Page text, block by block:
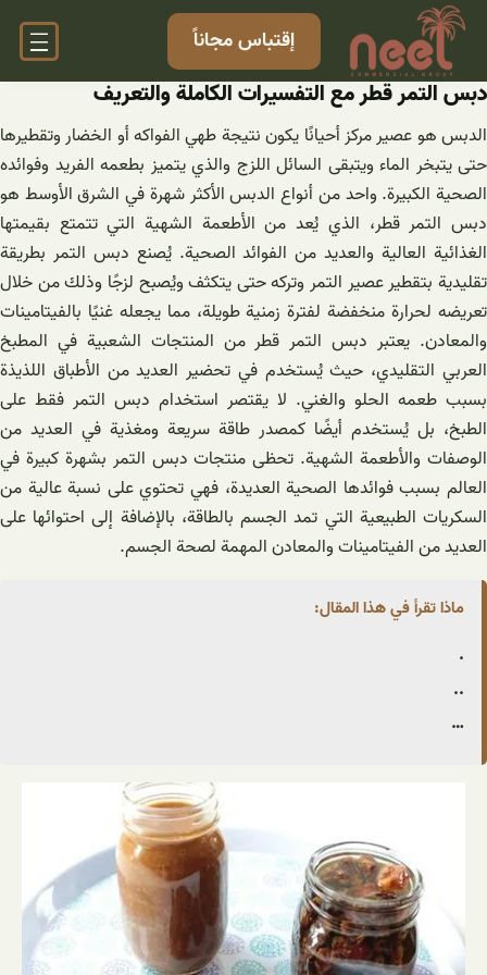
تخطى
المحتوى
إقتباس مجاناً
دبس التمر قطر مع التفسيرات الكاملة والتعريف
الدبس هو عصير مركز أحيانًا يكون نتيجة طهي الفواكه أو الخضار وتقطيرها
حتى يتبخر الماء ويتبقى السائل اللزج والذي يتميز بطعمه الفريد وفوائده
الصحية الكبيرة. واحد من أنواع الدبس الأكثر شهرة في الشرق الأوسط هو
دبس التمر قطر، الذي يُعد من الأطعمة الشهية التي تتمتع بقيمتها
الغذائية العالية والعديد من الفوائد الصحية. يُصنع دبس التمر بطريقة
تقليدية بتقطير عصير التمر وتركه حتى يتكثف ويُصبح لزجًا وذلك من خلال
تعريضه لحرارة منخفضة لفترة زمنية طويلة، مما يجعله غنيًا بالفيتامينات
والمعادن. يعتبر دبس التمر قطر من المنتجات الشعبية في المطبخ
العربي التقليدي، حيث يُستخدم في تحضير العديد من الأطباق اللذيذة
بسبب طعمه الحلو والغني. لا يقتصر استخدام دبس التمر فقط على
الطبخ، بل يُستخدم أيضًا كمصدر طاقة سريعة ومغذية في العديد من
الوصفات والأطعمة الشهية. تحظى منتجات دبس التمر بشهرة كبيرة في
العالم بسبب فوائدها الصحية العديدة، فهي تحتوي على نسبة عالية من
السكريات الطبيعية التي تمد الجسم بالطاقة، بالإضافة إلى احتوائها على
العديد من الفيتامينات والمعادن المهمة لصحة الجسم.
ماذا تقرأ في هذا المقال:
.
..
…